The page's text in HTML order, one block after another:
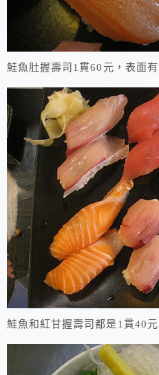
鮭魚肚握壽司1貫60元，表面
鮭魚和紅甘握壽司都是1貫40